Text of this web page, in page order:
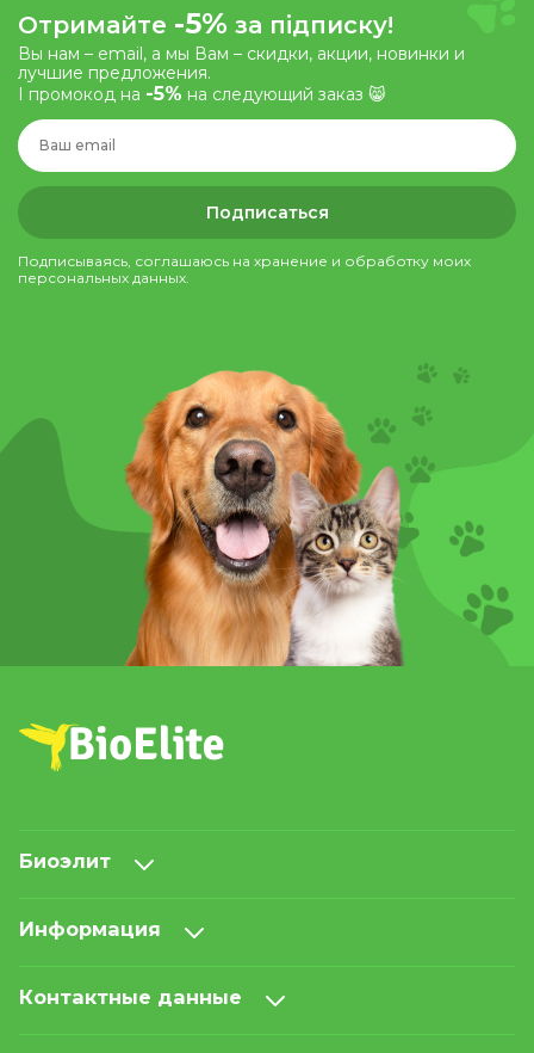
Отримайте -5% за підписку!
Вы нам – email, а мы Вам – скидки, акции, новинки и
лучшие предложения.
І промокод на -5% на следующий заказ 😸
Подписаться
Подписываясь, соглашаюсь на хранение и обработку моих
персональных данных.
Биоэлит
Информация
Контактные данные